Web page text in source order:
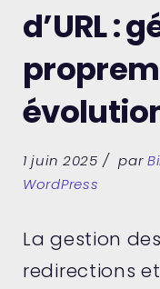
d’URL :
1 juin 2025 par
WordPress
La gestion
redirections